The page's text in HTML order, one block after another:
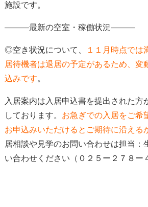
施設です。
―――最新の空室・稼働状況―――
◎空き状況について、 １１ 月時点では
居待機者は退居の予定があるため、変
込みです。
入居案内は入居申込書を提出された方
しております。 お急ぎでの入居をご希
お申込みいただけると ご期待に沿える
居相談や見学のお問い合わせは担当：
い合わせください（０２５ー２７８ー